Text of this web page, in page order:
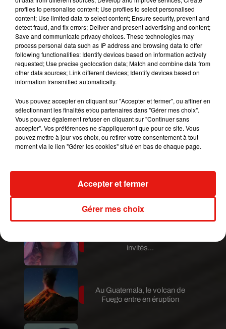
Publié : 20 décembre 2017 à 8h37 par Mikaà«l
Livret
l'abonnement en cas de retards fréquents.
La SNCF fait savoir qu'elle conteste les méthodes
de calcul de l'UFC que choisir et elle affirme que la
régularité des trains s'améliore depuis un an.
Guatemala : l'éruption du volcan
de Fuego est terminée
en Argentine, et en pleine...
invités...
Au Guatemala, le volcan de
Fuego entre en éruption
profiles to personalise content; Use profiles to select personalised
content; Use limited data to select content; Ensure security, prevent and
detect fraud, and fix errors; Deliver and present advertising and content;
Save and communicate privacy choices. These technologies may
process personal data such as IP address and browsing data to offer
following functionalities: Identify devices based on information actively
requested; Use precise geolocation data; Match and combine data from
other data sources; Link different devices; Identify devices based on
information transmitted automatically.
Vous pouvez accepter en cliquant sur "Accepter et fermer", ou affiner en
sélectionnant les finalités et/ou partenaires dans "Gérer mes choix".
Vous pouvez également refuser en cliquant sur "Continuer sans
accepter". Vos préférences ne s'appliqueront que pour ce site. Vous
pouvez mettre à jour vos choix, ou retirer votre consentement à tout
moment via le lien "Gérer les cookies" situé en bas de chaque page.
Gérer mes choix
Accepter et fermer